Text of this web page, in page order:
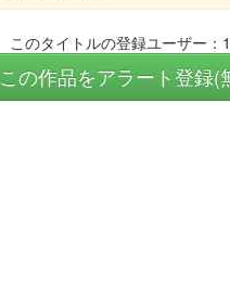
このタイトルの登録ユーザー：
この作品をアラート登録(